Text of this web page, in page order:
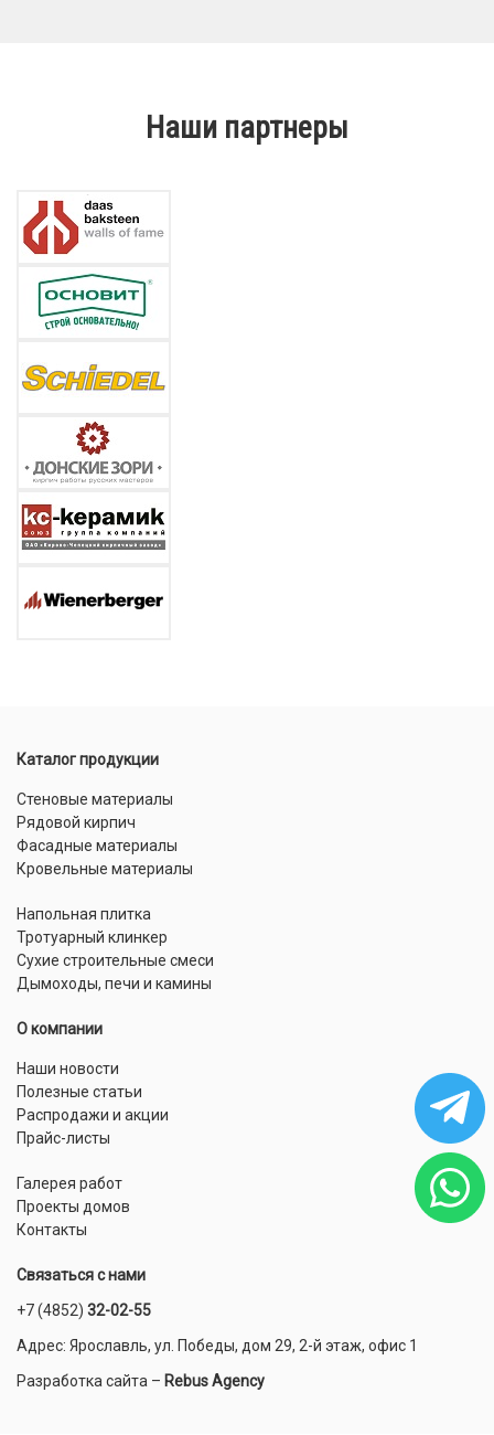
Наши партнеры
Каталог продукции
Стеновые материалы
Рядовой кирпич
Фасадные материалы
Кровельные материалы
Напольная плитка
Тротуарный клинкер
Сухие строительные смеси
Дымоходы, печи и камины
О компании
Наши новости
Полезные статьи
Распродажи и акции
Прайс-листы
Галерея работ
Проекты домов
Контакты
Связаться с нами
+7 (4852) 32-02-55
Адрес: Ярославль, ул. Победы, дом 29, 2-й этаж, офис 1
Разработка сайта – Rebus Agency